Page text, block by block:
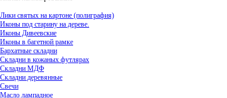
Лики святых на картоне (полиграфия)
Иконы под старину на дереве.
Иконы Дивеевские
Иконы в багетной рамке
Бархатные складни
Складни в кожаных футлярах
Складни МДФ
Складни деревянные
Свечи
Масло лампадное